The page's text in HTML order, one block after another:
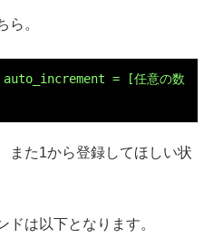
ら。
= [任意の数
また1から登録してほしい状
ドは以下となります。